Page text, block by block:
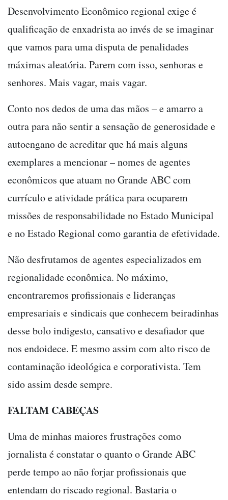
Desenvolvimento Econômico regional exige é
qualificação de enxadrista ao invés de se imaginar
que vamos para uma disputa de penalidades
máximas aleatória. Parem com isso, senhoras e
senhores. Mais vagar, mais vagar.
Conto nos dedos de uma das mãos – e amarro a
outra para não sentir a sensação de generosidade e
autoengano de acreditar que há mais alguns
exemplares a mencionar – nomes de agentes
econômicos que atuam no Grande ABC com
currículo e atividade prática para ocuparem
missões de responsabilidade no Estado Municipal
e no Estado Regional como garantia de efetividade.
Não desfrutamos de agentes especializados em
regionalidade econômica. No máximo,
encontraremos profissionais e lideranças
empresariais e sindicais que conhecem beiradinhas
desse bolo indigesto, cansativo e desafiador que
nos endoidece. E mesmo assim com alto risco de
contaminação ideológica e corporativista. Tem
sido assim desde sempre.
FALTAM CABEÇAS
Uma de minhas maiores frustrações como
jornalista é constatar o quanto o Grande ABC
perde tempo ao não forjar profissionais que
entendam do riscado regional. Bastaria o